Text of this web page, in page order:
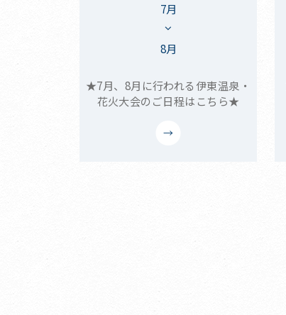
7月
8月
★7月、8月に行われる伊東温泉・
花火大会のご日程はこちら★